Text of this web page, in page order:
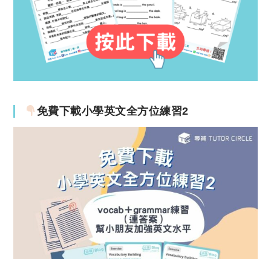
免費下載小學英文全方位練習2